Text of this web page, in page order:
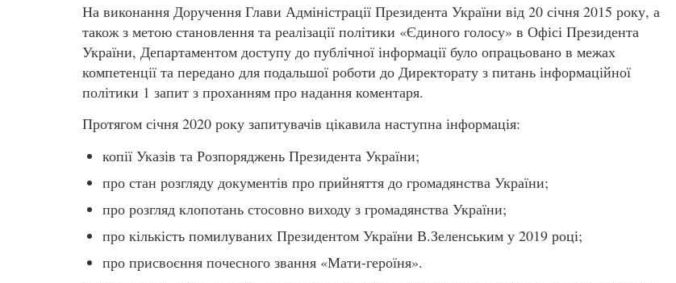
На виконання Доручення Глави Адміністрації Президента України від 20 січня 2015 року, а
також з метою становлення та реалізації політики «Єдиного голосу» в Офісі Президента
України, Департаментом доступу до публічної інформації було опрацьовано в межах
компетенції та передано для подальшої роботи до Директорату з питань інформаційної
політики 1 запит з проханням про надання коментаря.
Протягом січня 2020 року запитувачів цікавила наступна інформація:
копії Указів та Розпоряджень Президента України;
про стан розгляду документів про прийняття до громадянства України;
про розгляд клопотань стосовно виходу з громадянства України;
про кількість помилуваних Президентом України В.Зеленським у 2019 році;
про присвоєння почесного звання «Мати-героїня».